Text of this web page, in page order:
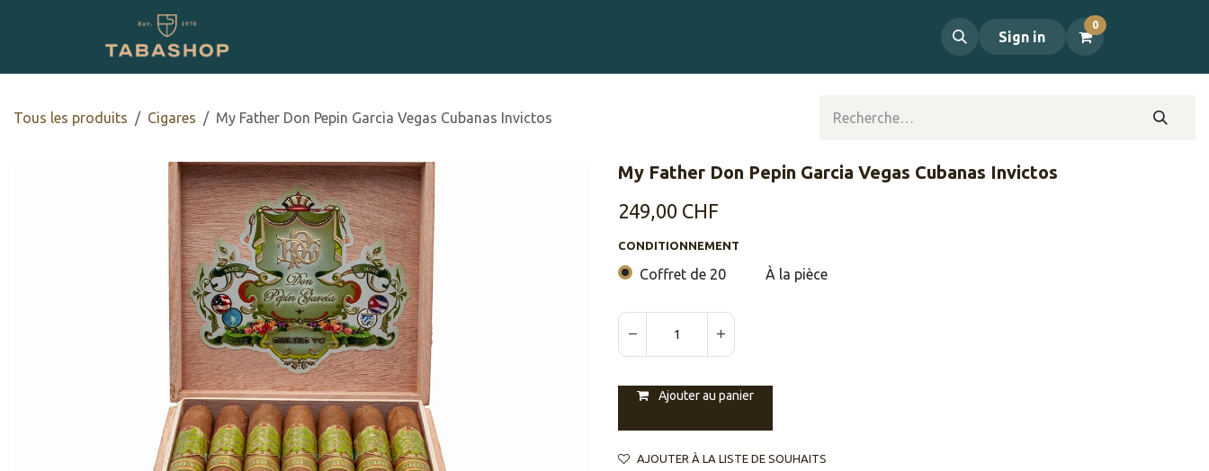
Sign in
0
Tous les produits ​​​Cigares ​​My Father Don Pepin Garcia Vegas Cubanas Invictos
​​My Father Don Pepin Garcia Vegas Cubanas Invictos
249,00 CHF
CONDITIONNEMENT
Coffret de 20 À la pièce
Ajouter au panier
AJOUTER À LA LISTE DE SOUHAITS